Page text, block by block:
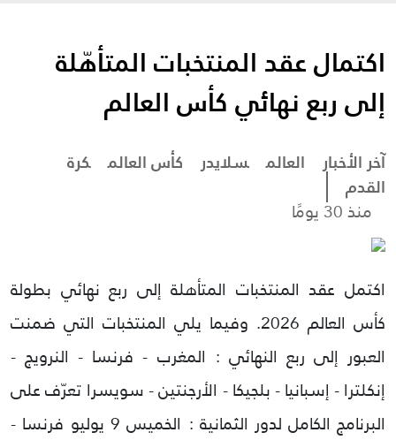
اكتمال عقد المنتخبات المتأهّلة
إلى ربع نهائي كأس العالم
آخر الأخبار العالم سلايدر كأس العالم كرة
القدم
منذ 30 يومًا
اكتمل عقد المنتخبات المتأهلة إلى ربع نهائي بطولة
كأس العالم 2026.
وفيما يلي المنتخبات التي ضمنت
العبور إلى ربع النهائي : المغرب - فرنسا - النرويج -
إنكلترا - إسبانيا - بلجيكا - الأرجنتين - سويسرا تعرّف على
البرنامج الكامل لدور الثمانية : الخميس 9 يوليو
فرنسا -